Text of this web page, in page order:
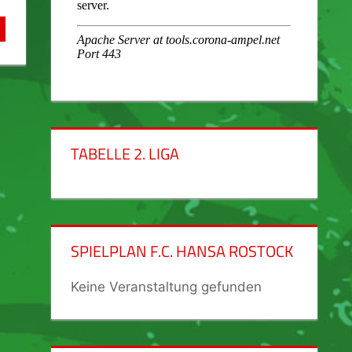
TABELLE 2. LIGA
SPIELPLAN F.C. HANSA ROSTOCK
Keine Veranstaltung gefunden